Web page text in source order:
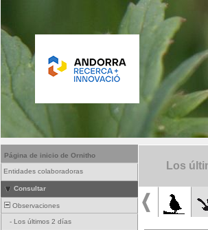
Página de inicio de Ornitho
Entidades colaboradoras
Consultar
Observaciones
- Los últimos 2 días
Los